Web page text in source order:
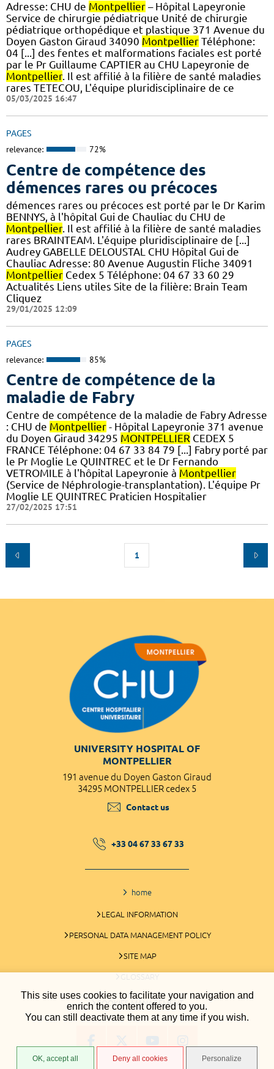
This site uses cookies to facilitate your navigation and
enrich the content offered to you.
You can still deactivate them at any time if you wish.
OK, accept all Deny all cookies Personalize
Adresse: CHU de Montpellier – Hôpital Lapeyronie
Service de chirurgie pédiatrique Unité de chirurgie
pédiatrique orthopédique et plastique 371 Avenue du
Doyen Gaston Giraud 34090 Montpellier Téléphone:
04 [...] des fentes et malformations faciales est porté
par le Pr Guillaume CAPTIER au CHU Lapeyronie de
Montpellier. Il est affilié à la filière de santé maladies
rares TETECOU, L'équipe pluridisciplinaire de ce
05/03/2025 16:47
PAGES
relevance: 72%
Centre de compétence des
démences rares ou précoces
démences rares ou précoces est porté par le Dr Karim
BENNYS, à l'hôpital Gui de Chauliac du CHU de
Montpellier. Il est affilié à la filière de santé maladies
rares BRAINTEAM. L'équipe pluridisciplinaire de [...]
Audrey GABELLE DELOUSTAL CHU Hôpital Gui de
Chauliac Adresse: 80 Avenue Augustin Fliche 34091
Montpellier Cedex 5 Téléphone: 04 67 33 60 29
Actualités Liens utiles Site de la filière: Brain Team
Cliquez
29/01/2025 12:09
PAGES
relevance: 85%
Centre de compétence de la
maladie de Fabry
Centre de compétence de la maladie de Fabry Adresse
: CHU de Montpellier - Hôpital Lapeyronie 371 avenue
du Doyen Giraud 34295 MONTPELLIER CEDEX 5
FRANCE Téléphone: 04 67 33 84 79 [...] Fabry porté par
le Pr Moglie Le QUINTREC et le Dr Fernando
VETROMILE à l'hôpital Lapeyronie à Montpellier
(Service de Néphrologie-transplantation). L'équipe Pr
Moglie LE QUINTREC Praticien Hospitalier
27/02/2025 17:51
1
UNIVERSITY HOSPITAL OF
MONTPELLIER
191 avenue du Doyen Gaston Giraud
34295 MONTPELLIER cedex 5
Contact us
+33 04 67 33 67 33
home
LEGAL INFORMATION
PERSONAL DATA MANAGEMENT POLICY
SITE MAP
GLOSSARY
COOKIES MANAGEMENT